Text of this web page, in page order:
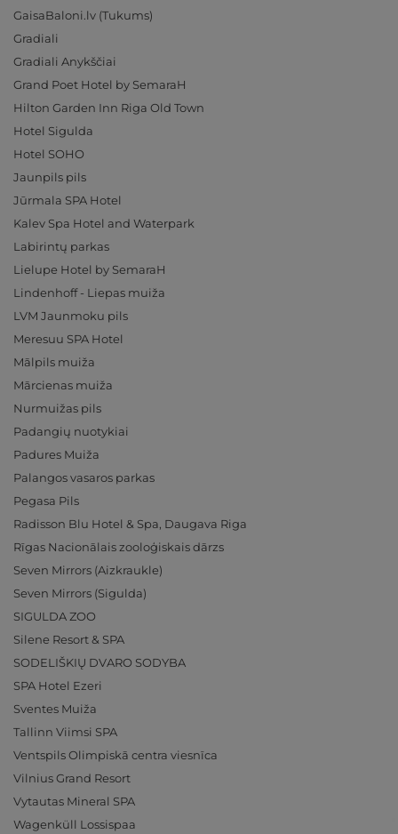
GaisaBaloni.lv (Tukums)
Gradiali
Gradiali Anykščiai
Grand Poet Hotel by SemaraH
Hilton Garden Inn Riga Old Town
Hotel Sigulda
Hotel SOHO
Jaunpils pils
Jūrmala SPA Hotel
Kalev Spa Hotel and Waterpark
Labirintų parkas
Lielupe Hotel by SemaraH
Lindenhoff - Liepas muiža
LVM Jaunmoku pils
Meresuu SPA Hotel
Mālpils muiža
Mārcienas muiža
Nurmuižas pils
Padangių nuotykiai
Padures Muiža
Palangos vasaros parkas
Pegasa Pils
Radisson Blu Hotel & Spa, Daugava Riga
Rīgas Nacionālais zooloģiskais dārzs
Seven Mirrors (Aizkraukle)
Seven Mirrors (Sigulda)
SIGULDA ZOO
Silene Resort & SPA
SODELIŠKIŲ DVARO SODYBA
SPA Hotel Ezeri
Sventes Muiža
Tallinn Viimsi SPA
Ventspils Olimpiskā centra viesnīca
Vilnius Grand Resort
Vytautas Mineral SPA
Wagenküll Lossispaa